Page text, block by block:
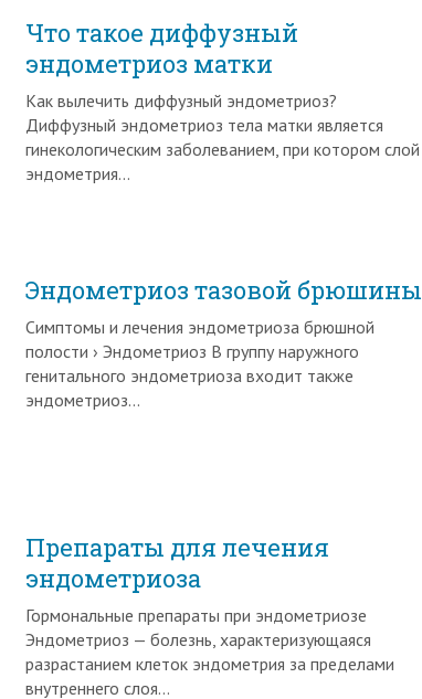
Что такое диффузный
эндометриоз матки
Как вылечить диффузный эндометриоз?
Диффузный эндометриоз тела матки является
гинекологическим заболеванием, при котором слой
эндометрия…
Эндометриоз тазовой брюшины
Симптомы и лечения эндометриоза брюшной
полости › Эндометриоз В группу наружного
генитального эндометриоза входит также
эндометриоз…
Препараты для лечения
эндометриоза
Гормональные препараты при эндометриозе
Эндометриоз — болезнь, характеризующаяся
разрастанием клеток эндометрия за пределами
внутреннего слоя…